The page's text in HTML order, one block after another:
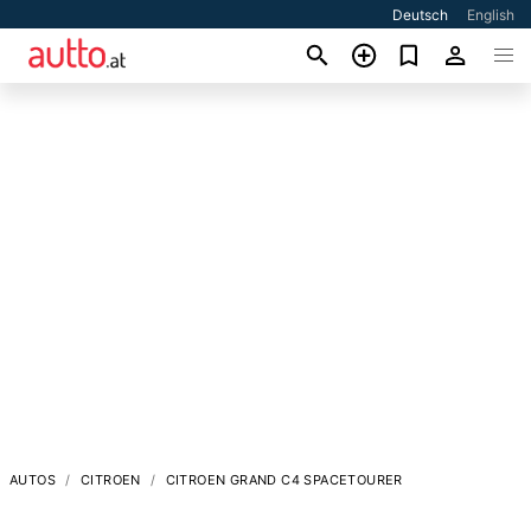
Deutsch English
AUTOS CITROEN CITROEN GRAND C4 SPACETOURER